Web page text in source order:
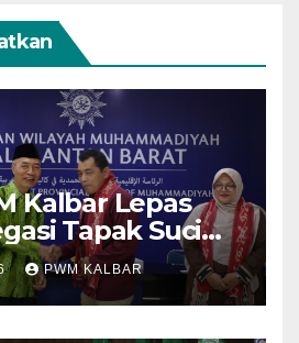
Kalbar Lepas
Tapak Suci
XVI di
PWM KALBAR